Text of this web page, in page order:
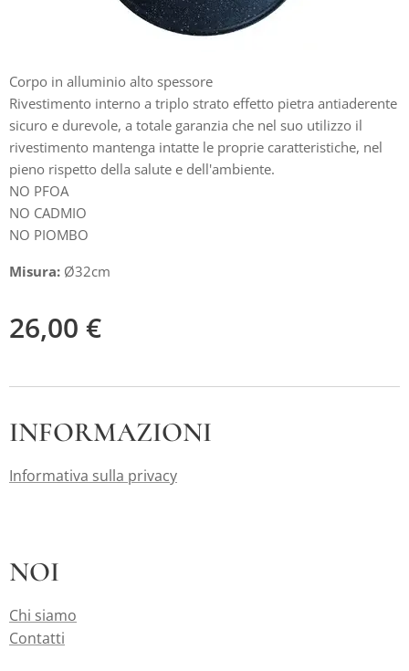
Corpo in alluminio alto spessore
Rivestimento interno a triplo strato effetto pietra antiaderente
sicuro e durevole, a totale garanzia che nel suo utilizzo il
rivestimento mantenga intatte le proprie caratteristiche, nel
pieno rispetto della salute e dell'ambiente.
NO PFOA
NO CADMIO
NO PIOMBO
Misura: Ø32cm
26,00 €
INFORMAZIONI
Informativa sulla privacy
NOI
Chi siamo
Contatti